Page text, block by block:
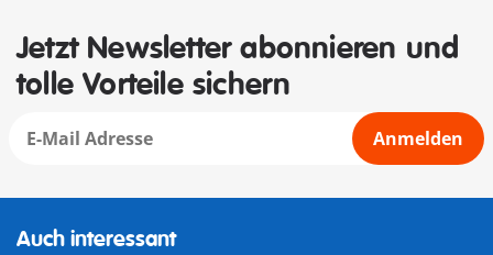
Jetzt Newsletter abonnieren und
tolle Vorteile sichern
Anmelden
Auch interessant